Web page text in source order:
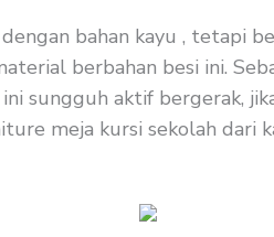
bahan kayu , tetapi
berbahan besi ini.
sungguh aktif bergerak,
meja kursi sekolah dari